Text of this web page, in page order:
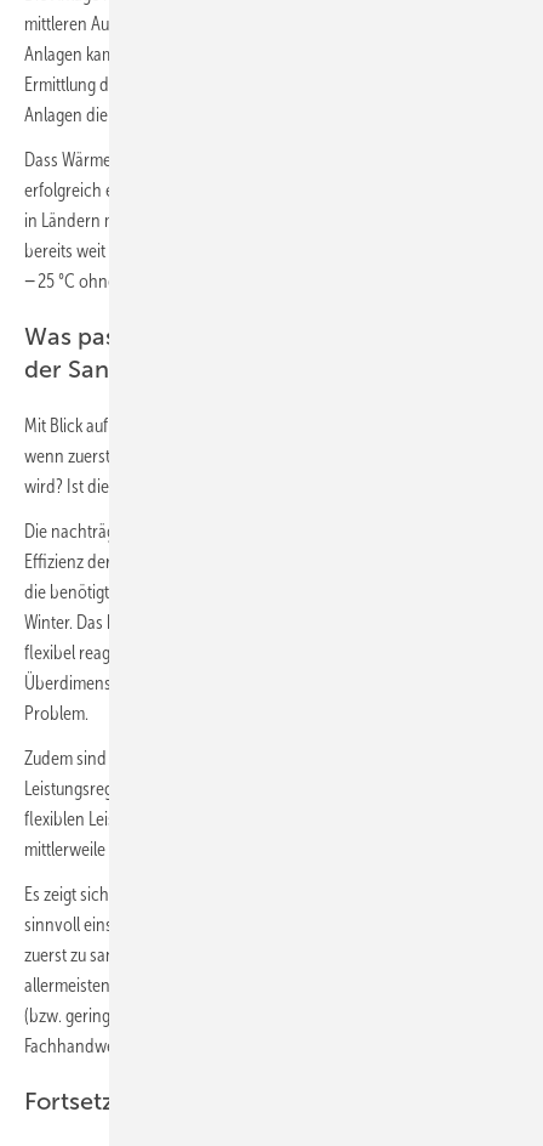
mittleren Außenlufttemperatur von − 10,2 °C arbeiten. Nur bei fünf
Anlagen kamen die Heizstäbe zum Einsatz und wurden bei der
Ermittlung der Effizienz berücksichtigt. Insgesamt wurde von allen
Anlagen die gewünschte Heizwärme bereitgestellt.
Dass Wärmepumpen auch bei sehr niedrigen Außentemperaturen
erfolgreich eingesetzt werden können, zeigt sich auch daran, dass sie
in Ländern mit deutlich strengeren Wintern, z. B. in Skandinavien,
bereits weit verbreitet sind. Auf dem Markt gibt es Produkte, die bei
− 25 °C ohne Heizstab arbeiten können.
Was passiert, wenn die Wärmepumpe vor
der Sanierung installiert wird?
Mit Blick auf die Sanierung wird zudem häufig gefragt: Was passiert,
wenn zuerst eine Wärmepumpe installiert und erst später saniert
wird? Ist die Wärmepumpe dann überdimensioniert?
Die nachträgliche Sanierung wird dann vor allem eine Steigerung der
Effizienz der Wärmepumpe mit sich bringen. Wärmepumpen liefern
die benötigte Wärme sowohl im milden Herbst als auch im frostigen
Winter. Das heißt, sie müssen während der ganzen Heizperiode sehr
flexibel reagieren können. Deshalb ist auch eine
Überdimensionierung (außer in Extremfällen) kein großes technisches
Problem.
Zudem sind Wärmepumpen mit Invertertechnologie, die eine
Leistungsregelung der Wärmepumpe ermöglichen und so einen
flexiblen Leistungsbereich mit hoher Effizienz liefern können,
mittlerweile fast zum Standard geworden.
Es zeigt sich also, dass Wärmepumpen auch in Bestandsgebäuden
sinnvoll einsetzbar sind. Dabei ist es zwar grundsätzlich immer besser,
zuerst zu sanieren, aber es ist nicht zwingend notwendig. In den
allermeisten Fällen ist eine gute Wärmepumpenlösung auch unsaniert
(bzw. geringfügig saniert) realisierbar. Es gibt mittlerweile viele
Fachhandwerker, die auf solche Fälle spezialisiert sind.
Fortsetzung folgt